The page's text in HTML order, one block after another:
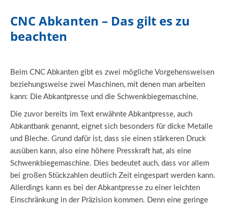
CNC Abkanten – Das gilt es zu
beachten
Beim CNC Abkanten gibt es zwei mögliche Vorgehensweisen
beziehungsweise zwei Maschinen, mit denen man arbeiten
kann: Die Abkantpresse und die Schwenkbiegemaschine.
Die zuvor bereits im Text erwähnte Abkantpresse, auch
Abkantbank genannt, eignet sich besonders für dicke Metalle
und Bleche. Grund dafür ist, dass sie einen stärkeren Druck
ausüben kann, also eine höhere Presskraft hat, als eine
Schwenkbiegemaschine. Dies bedeutet auch, dass vor allem
bei großen Stückzahlen deutlich Zeit eingespart werden kann.
Allerdings kann es bei der Abkantpresse zu einer leichten
Einschränkung in der Präzision kommen. Denn eine geringe